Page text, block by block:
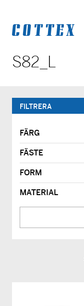
S82_L
FILTRERA
FÄRG
FÄSTE
FORM
MATERIAL